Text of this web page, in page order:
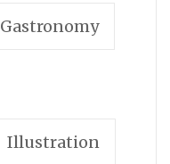
Gastronomy
Illustration